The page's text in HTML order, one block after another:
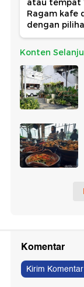
Ragam kafe
dengan
Konten
Komentar
Kirim Komentar